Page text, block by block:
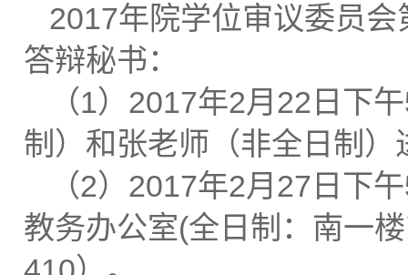
2017年院学位审议委员
答辩秘书：
（1）2017年2月22日下
制）和张老师（非全日制）
（2）2017年2月27日下
教务办公室(全日制：南一